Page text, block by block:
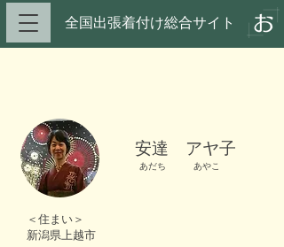
全国出張着付け総合サイト​
安達 アヤ子
あだち あやこ
＜住まい＞
新潟県上越市